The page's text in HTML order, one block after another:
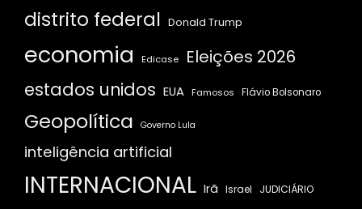
distrito federal Donald Trump
economia Edicase Eleições 2026
estados unidos EUA Famosos Flávio Bolsonaro
Geopolítica Governo Lula
inteligência artificial
INTERNACIONAL Irã Israel JUDICIÁRIO